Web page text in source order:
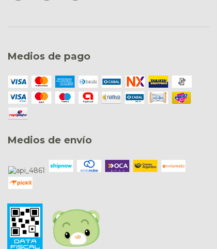
Medios de pago
Medios de envío